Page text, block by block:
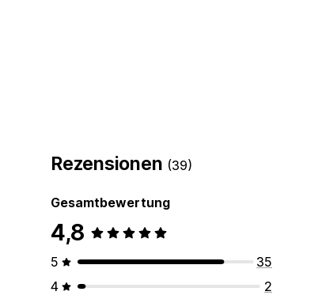
Rezensionen (39)
Gesamtbewertung
4,8
5
35
4
2